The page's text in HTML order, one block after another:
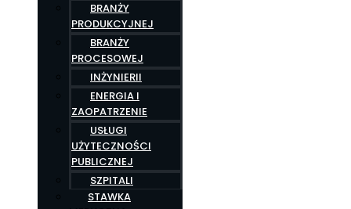
BRANŻY
PRODUKCYJNEJ
BRANŻY
PROCESOWEJ
INŻYNIERII
ENERGIA I
ZAOPATRZENIE
USŁUGI
UŻYTECZNOŚCI
PUBLICZNEJ
SZPITALI
STAWKA